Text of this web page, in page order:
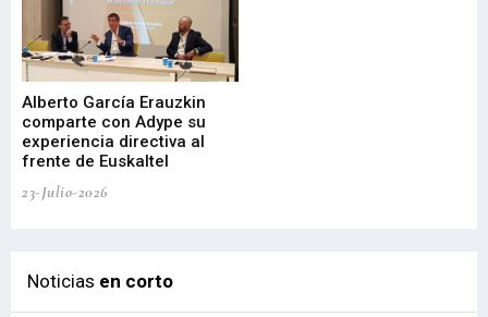
Alberto García Erauzkin
comparte con Adype su
experiencia directiva al
frente de Euskaltel
23-Julio-2026
Noticias en corto